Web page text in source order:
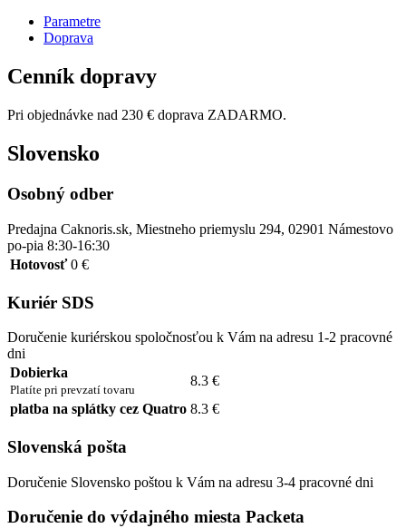
Parametre
Doprava
Cenník dopravy
Pri objednávke nad 230 € doprava ZADARMO.
Slovensko
Osobný odber
Predajna Caknoris.sk, Miestneho priemyslu 294, 02901 Námestovo
po-pia 8:30-16:30
Hotovosť 0 €
Kuriér SDS
Doručenie kuriérskou spoločnosťou k Vám na adresu 1-2 pracovné
dni
Dobierka
Platíte pri prevzatí tovaru
8.3 €
platba na splátky cez Quatro 8.3 €
Slovenská pošta
Doručenie Slovensko poštou k Vám na adresu 3-4 pracovné dni
Doručenie do výdajného miesta Packeta